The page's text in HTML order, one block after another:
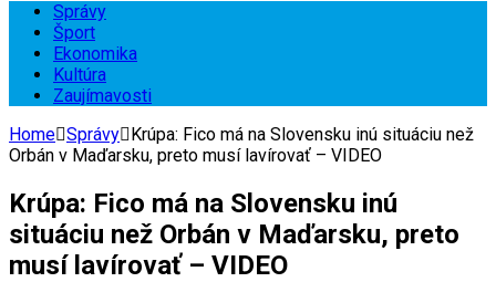
Správy
Šport
Ekonomika
Kultúra
Zaujímavosti
Home Správy Krúpa: Fico má na Slovensku inú situáciu než
Orbán v Maďarsku, preto musí lavírovať – VIDEO
Krúpa: Fico má na Slovensku inú
situáciu než Orbán v Maďarsku, preto
musí lavírovať – VIDEO